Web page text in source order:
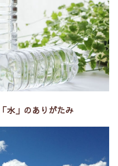
水」のありがたみ